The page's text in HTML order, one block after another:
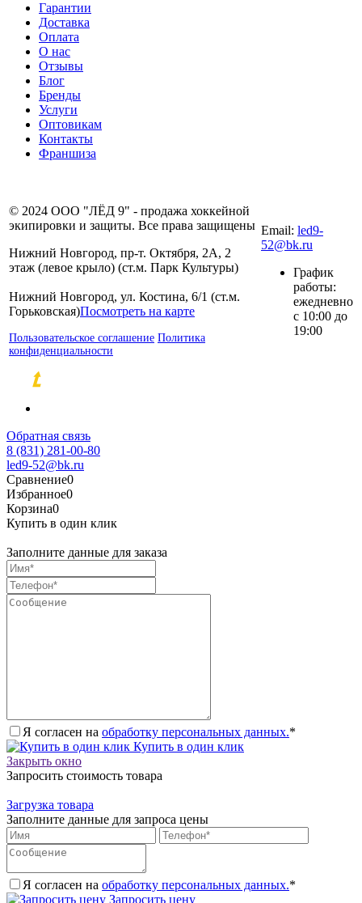
Гарантии
Доставка
Оплата
О нас
Отзывы
Блог
Бренды
Услуги
Оптовикам
Контакты
Франшиза
© 2024 ООО "ЛЁД 9" - продажа хоккейной
экипировки и защиты. Все права защищены
Нижний Новгород, пр-т. Октября, 2А, 2
этаж (левое крыло) (ст.м. Парк Культуры)
Нижний Новгород, ул. Костина, 6/1 (ст.м.
Горьковская)Посмотреть на карте
Пользовательское соглашение Политика
конфиденциальности
Email: led9-
52@bk.ru
График
работы:
ежедневно
с 10:00 до
19:00
Обратная связь
8 (831) 281-00-80
led9-52@bk.ru
Сравнение0
Избранное0
Корзина0
Купить в один клик
Заполните данные для заказа
Я согласен на обработку персональных данных.*
Купить в один клик
Закрыть окно
Запросить стоимость товара
Загрузка товара
Заполните данные для запроса цены
Я согласен на обработку персональных данных.*
Запросить цену